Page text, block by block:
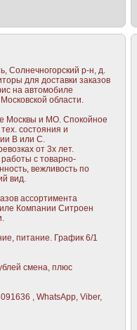
Солнечногорский р-н, д.
для доставки заказов
на автомобиле
области.
Москвы и МО. Спокойное
состояния и
B или C.
от 3х лет.
работы с товарно-
вежливость по
вид.
ассортимента
Компании Ситроен
питание. График 6/1
смена, плюс
, WhatsApp, Viber,